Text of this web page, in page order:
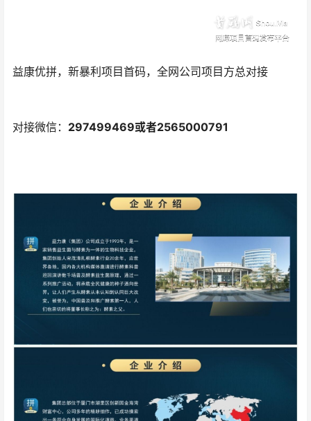
益康优拼，新暴利项目首码，全网公司项目方总对接
对接微信： 297499469或者2565000791